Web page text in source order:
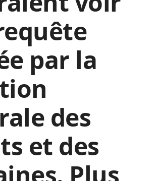
par la
des
et des